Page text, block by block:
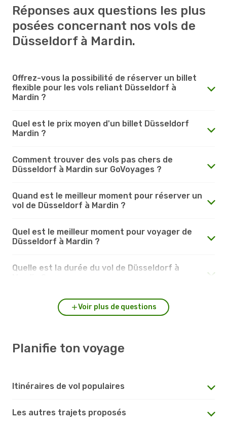
Réponses aux questions les plus
posées concernant nos vols de
Düsseldorf à Mardin.
Offrez-vous la possibilité de réserver un billet
flexible pour les vols reliant Düsseldorf à
Mardin ?
Quel est le prix moyen d'un billet Düsseldorf
Mardin ?
Comment trouver des vols pas chers de
Düsseldorf à Mardin sur GoVoyages ?
Quand est le meilleur moment pour réserver un
vol de Düsseldorf à Mardin ?
Quel est le meilleur moment pour voyager de
Düsseldorf à Mardin ?
Quelle est la durée du vol de Düsseldorf à
Voir plus de questions
Planifie ton voyage
Itinéraires de vol populaires
Les autres trajets proposés